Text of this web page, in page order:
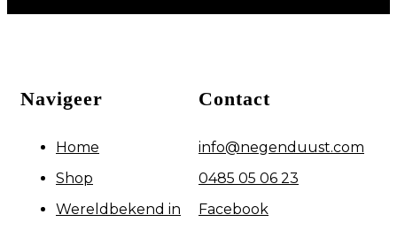
Navigeer
Home
Shop
Wereldbekend in
Contact
info@negenduust.com
0485 05 06 23
Facebook